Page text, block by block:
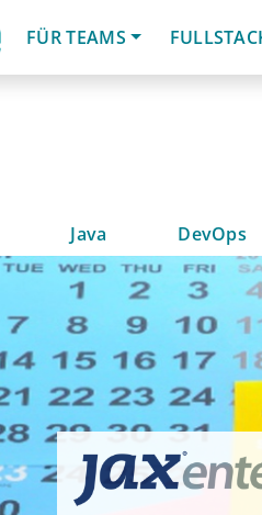
FÜR TEAMS
Java DevOps